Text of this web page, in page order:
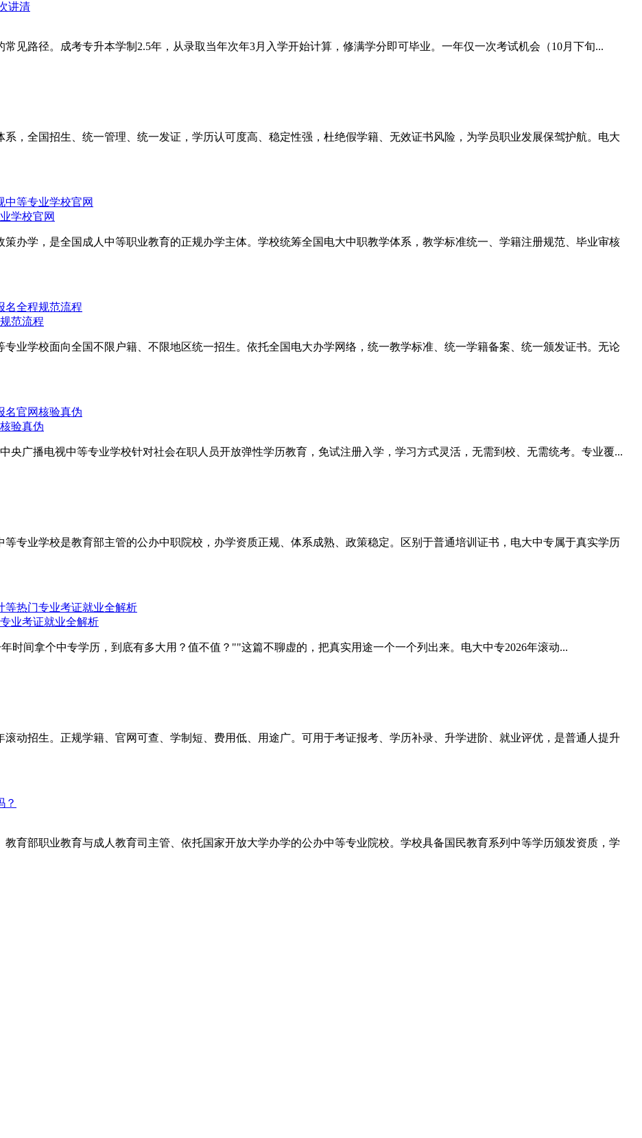
见路径。成考专升本学制2.5年，从录取当年次年3月入学开始计算，修满学分即可毕业。一年仅一次考试机会（10月下旬...
，全国招生、统一管理、统一发证，学历认可度高、稳定性强，杜绝假学籍、无效证书风险，为学员职业发展保驾护航。电大
学校官网
办学，是全国成人中等职业教育的正规办学主体。学校统筹全国电大中职教学体系，教学标准统一、学籍注册规范、毕业审核
范流程
业学校面向全国不限户籍、不限地区统一招生。依托全国电大办学网络，统一教学标准、统一学籍备案、统一颁发证书。无论
验真伪
央广播电视中等专业学校针对社会在职人员开放弹性学历教育，免试注册入学，学习方式灵活，无需到校、无需统考。专业覆...
专业学校是教育部主管的公办中职院校，办学资质正规、体系成熟、政策稳定。区别于普通培训证书，电大中专属于真实学历
业考证就业全解析
间拿个中专学历，到底有多大用？值不值？""这篇不聊虚的，把真实用途一个一个列出来。电大中专2026年滚动...
动招生。正规学籍、官网可查、学制短、费用低、用途广。可用于考证报考、学历补录、升学进阶、就业评优，是普通人提升
育部职业教育与成人教育司主管、依托国家开放大学办学的公办中等专业院校。学校具备国民教育系列中等学历颁发资质，学